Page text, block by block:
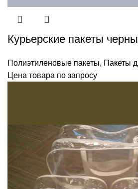
Курьерские пакеты
Полиэтиленовые пакеты, Пакеты
Цена товара по запросу